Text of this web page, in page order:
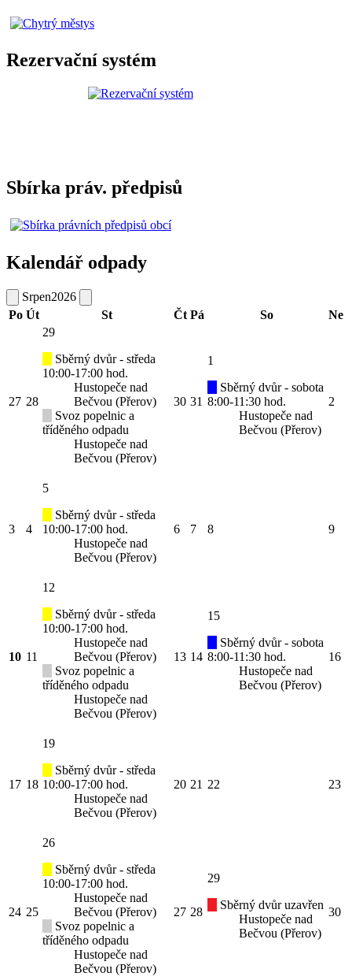
Rezervační systém
Sbírka práv. předpisů
Kalendář odpady
Srpen2026
Po Út St Čt Pá So Ne
27 28
29
Sběrný dvůr - středa
10:00-17:00 hod.
Hustopeče nad
Bečvou (Přerov)
Svoz popelnic a
tříděného odpadu
Hustopeče nad
Bečvou (Přerov)
30 31
1
Sběrný dvůr - sobota
8:00-11:30 hod.
Hustopeče nad
Bečvou (Přerov)
2
3 4
5
Sběrný dvůr - středa
10:00-17:00 hod.
Hustopeče nad
Bečvou (Přerov)
6 7 8 9
10 11
12
Sběrný dvůr - středa
10:00-17:00 hod.
Hustopeče nad
Bečvou (Přerov)
Svoz popelnic a
tříděného odpadu
Hustopeče nad
Bečvou (Přerov)
13 14
15
Sběrný dvůr - sobota
8:00-11:30 hod.
Hustopeče nad
Bečvou (Přerov)
16
17 18
19
Sběrný dvůr - středa
10:00-17:00 hod.
Hustopeče nad
Bečvou (Přerov)
20 21 22 23
24 25
26
Sběrný dvůr - středa
10:00-17:00 hod.
Hustopeče nad
Bečvou (Přerov)
Svoz popelnic a
tříděného odpadu
Hustopeče nad
Bečvou (Přerov)
27 28
29
Sběrný dvůr uzavřen
Hustopeče nad
Bečvou (Přerov)
30